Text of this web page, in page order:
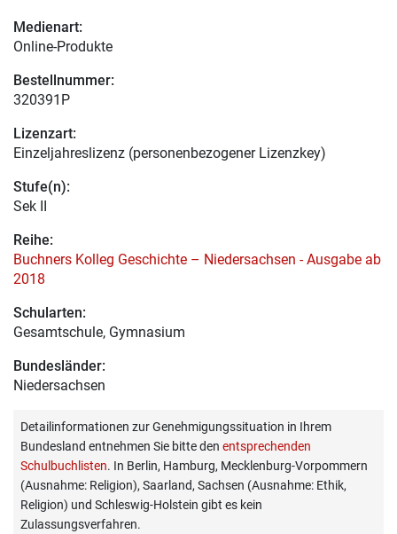
Medienart:
Online-Produkte
Bestellnummer:
320391P
Lizenzart:
Einzeljahreslizenz (personenbezogener Lizenzkey)
Stufe(n):
Sek II
Reihe:
Buchners Kolleg Geschichte – Niedersachsen - Ausgabe ab
2018
Schularten:
Gesamtschule, Gymnasium
Bundesländer:
Niedersachsen
Detailinformationen zur Genehmigungssituation in Ihrem
Bundesland entnehmen Sie bitte den entsprechenden
Schulbuchlisten. In Berlin, Hamburg, Mecklenburg-Vorpommern
(Ausnahme: Religion), Saarland, Sachsen (Ausnahme: Ethik,
Religion) und Schleswig-Holstein gibt es kein
Zulassungsverfahren.